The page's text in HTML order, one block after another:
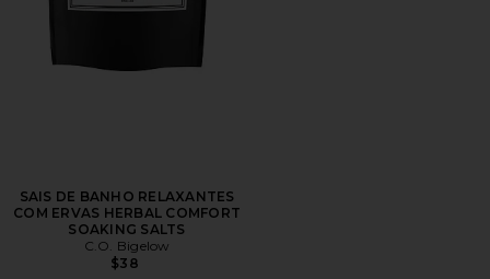
SAIS DE BANHO RELAXANTES
COM ERVAS HERBAL COMFORT
SOAKING SALTS
C.O. Bigelow
$38